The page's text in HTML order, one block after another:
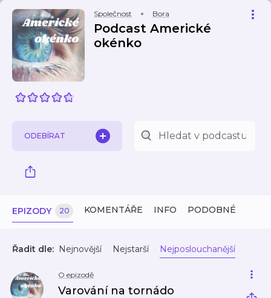
Společnost Bora
Podcast Americké
okénko
ODEBÍRAT
EPIZODY 20 KOMENTÁŘE INFO PODOBNÉ
Řadit dle: Nejnovější Nejstarší Nejposlouchanější
O epizodě
Varování na tornádo